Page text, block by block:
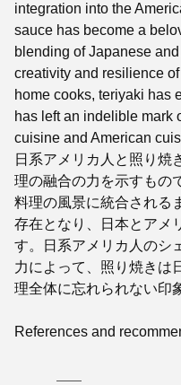
integration into the
sauce has become a
blending of Japanese
creativity and resilience
home cooks, teriyaki has
has left an indelible mark
cuisine and American
日系アメリカ人と照り焼
理の融合の力を示すもの
料理の風景に統合される
存在となり、日本とアメ
す。日系アメリカ人のシ
力によって、照り焼きは
理全体に忘れられない印
References and